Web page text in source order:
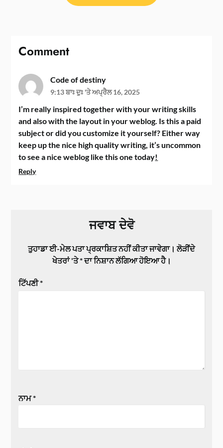
Comment
Code of destiny
9:13 ਬਾਃ ਦੁਃ 'ਤੇ ਅਪ੍ਰੈਲ 16, 2025
I’m really inspired together with your writing skills
and also with the layout in your weblog. Is this a paid
subject or did you customize it yourself? Either way
keep up the nice high quality writing, it’s uncommon
to see a nice weblog like this one today!
Reply
ਜਵਾਬ ਦੇਵੋ
ਤੁਹਾਡਾ ਈ-ਮੇਲ ਪਤਾ ਪ੍ਰਕਾਸ਼ਿਤ ਨਹੀਂ ਕੀਤਾ ਜਾਵੇਗਾ। ਲੋੜੀਂਦੇ
ਖੇਤਰਾਂ 'ਤੇ*ਦਾ ਨਿਸ਼ਾਨ ਲੱਗਿਆ ਹੋਇਆ ਹੈ।
ਟਿੱਪਣੀ*
ਨਾਮ*